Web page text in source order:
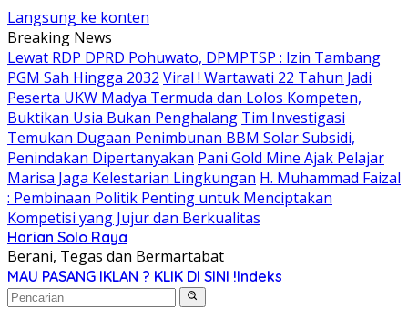
Langsung ke konten
Breaking News
Lewat RDP DPRD Pohuwato, DPMPTSP : Izin Tambang
PGM Sah Hingga 2032 Viral ! Wartawati 22 Tahun Jadi
Peserta UKW Madya Termuda dan Lolos Kompeten,
Buktikan Usia Bukan Penghalang Tim Investigasi
Temukan Dugaan Penimbunan BBM Solar Subsidi,
Penindakan Dipertanyakan Pani Gold Mine Ajak Pelajar
Marisa Jaga Kelestarian Lingkungan H. Muhammad Faizal
: Pembinaan Politik Penting untuk Menciptakan
Kompetisi yang Jujur dan Berkualitas
Harian Solo Raya
Berani, Tegas dan Bermartabat
MAU PASANG IKLAN ? KLIK DI SINI !Indeks